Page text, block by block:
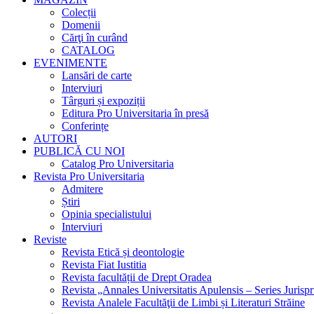
Colecții
Domenii
Cărţi în curând
CATALOG
EVENIMENTE
Lansări de carte
Interviuri
Târguri și expoziții
Editura Pro Universitaria în presă
Conferințe
AUTORI
PUBLICĂ CU NOI
Catalog Pro Universitaria
Revista Pro Universitaria
Admitere
Știri
Opinia specialistului
Interviuri
Reviste
Revista Etică și deontologie
Revista Fiat Iustitia
Revista facultății de Drept Oradea
Revista „Annales Universitatis Apulensis – Series
Revista Analele Facultăţii de Limbi și Literaturi Străine